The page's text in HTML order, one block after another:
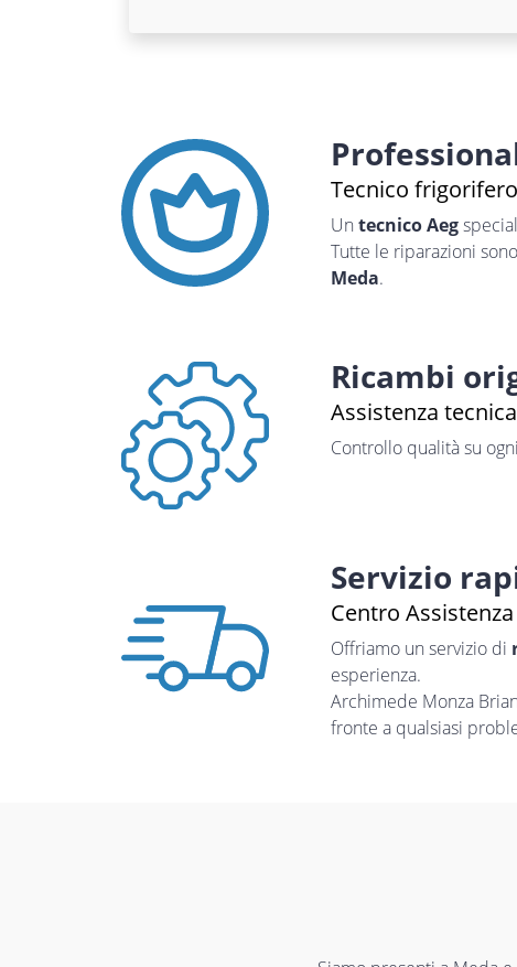
Tecnico
Un tecnico Aeg
Tutte le riparazioni
Meda.
Ricambi
Assistenza
Controllo qualità su
Servizio
Centro
Offriamo un servizio di
esperienza.
Archimede Monza
fronte a qualsiasi